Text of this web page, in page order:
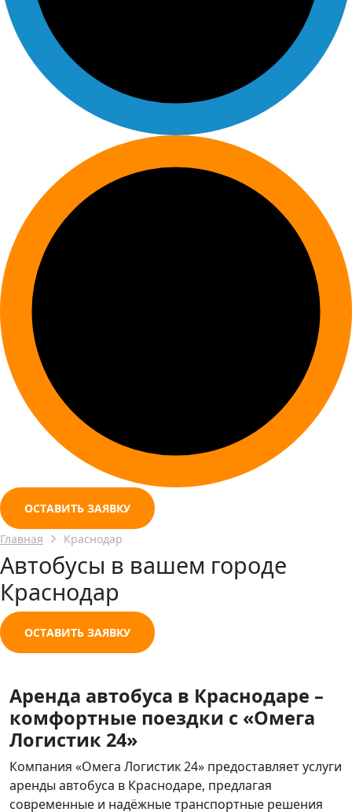
ОСТАВИТЬ ЗАЯВКУ
Главная Краснодар
Автобусы в вашем городе
Краснодар
ОСТАВИТЬ ЗАЯВКУ
Аренда автобуса в Краснодаре –
комфортные поездки с «Омега
Логистик 24»
Компания «Омега Логистик 24» предоставляет услуги
аренды автобуса в Краснодаре, предлагая
современные и надёжные транспортные решения